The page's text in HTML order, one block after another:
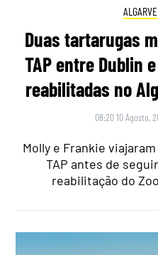
ALGARVE
Duas tartarugas
TAP entre Dublin
reabilitadas no
08:20 10 Agosto,
Molly e Frankie
TAP antes de
reabilitação do